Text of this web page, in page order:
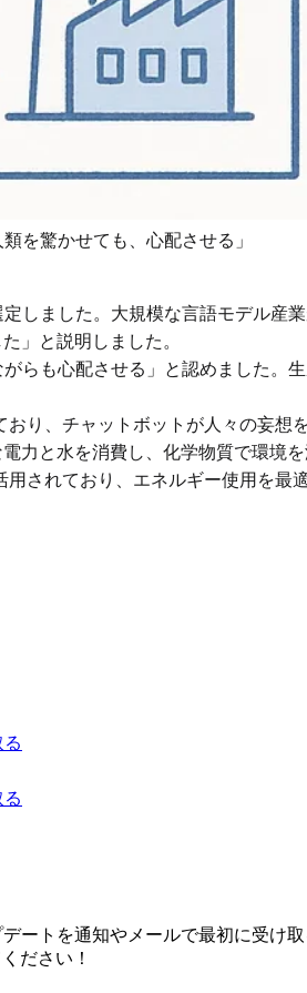
を驚かせても、心配させる」
しました。大規模な言語モデル
」と説明しました。
らも心配させる」と認めました
り、チャットボットが人々の妄
力と水を消費し、化学物質で環境を
されており、エネルギー使用を
ートを通知やメールで最初に受け取
ださい！